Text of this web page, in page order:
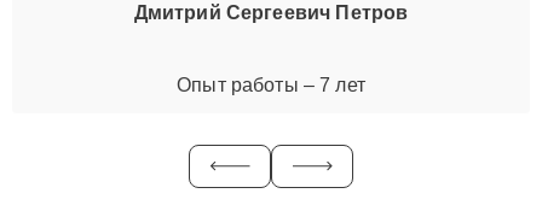
Дмитрий Сергеевич Петров
Опыт работы – 7 лет